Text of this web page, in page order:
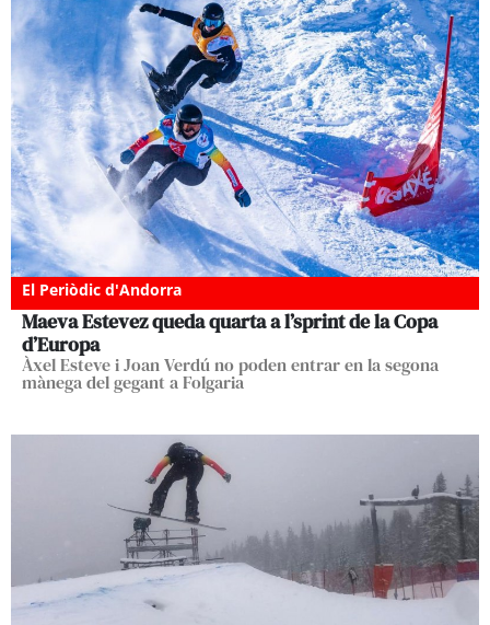
El Periòdic d'Andorra
Maeva Estevez queda quarta a l’sprint de la Copa
d’Europa
Àxel Esteve i Joan Verdú no poden entrar en la segona
mànega del gegant a Folgaria